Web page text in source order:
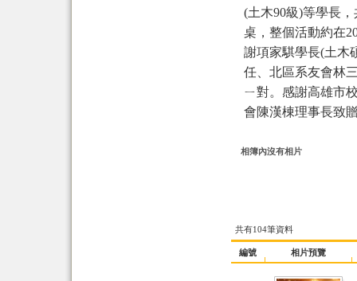
(土木90級)等學長
桌，整個活動約在
謝項家騏學長(土木
任、北區系友會林
ㄧ對。感謝高雄市
會陳漢棟理事長致
相簿內沒有相片
共有104筆資料
編號 相片預覽